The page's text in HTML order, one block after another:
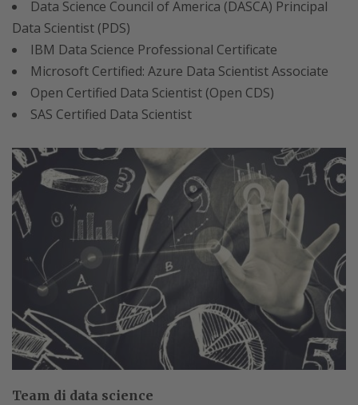
Data Science Council of America (DASCA) Principal
Data Scientist (PDS)
IBM Data Science Professional Certificate
Microsoft Certified: Azure Data Scientist Associate
Open Certified Data Scientist (Open CDS)
SAS Certified Data Scientist
Team di data science